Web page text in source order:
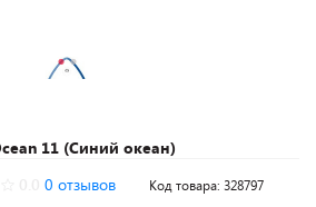
11 (Синий океан)
0 отзывов Код товара: 328797